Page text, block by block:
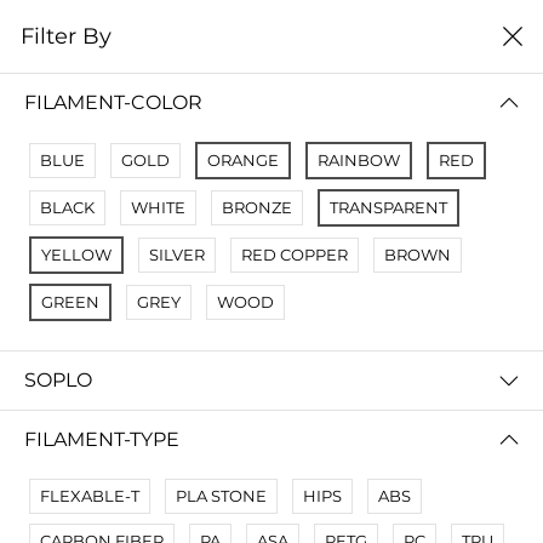
0
цена от низкой к
No Results
Not Found Filters1
Not Found Filters2
Filter By
FILAMENT-COLOR
BLUE GOLD ORANGE RAINBOW RED
BLACK WHITE BRONZE TRANSPARENT
YELLOW SILVER RED COPPER BROWN
GREEN GREY WOOD
SOPLO
FILAMENT-TYPE
FLEXABLE-T PLA STONE HIPS ABS